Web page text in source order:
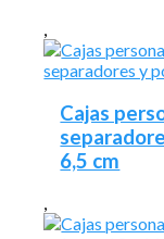
,
Cajas
6,5 cm
,